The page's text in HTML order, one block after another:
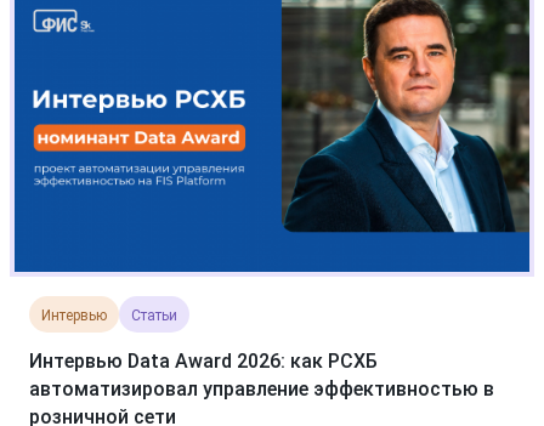
Интервью Статьи
Интервью Data Award 2026: как РСХБ
автоматизировал управление эффективностью в
розничной сети